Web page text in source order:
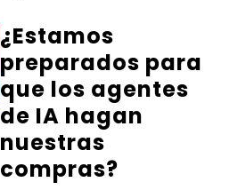
¿Estamos
preparados para
que los agentes
de IA hagan
nuestras
compras?